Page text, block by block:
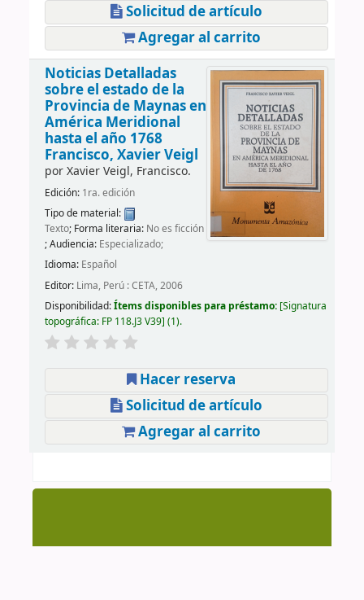
Solicitud de artículo
Agregar al carrito
Noticias Detalladas
sobre el estado de la
Provincia de Maynas en
América Meridional
hasta el año 1768
Francisco, Xavier Veigl
porXavier Veigl, Francisco.
Edición: 1ra. edición
Tipo de material:
Texto; Forma literaria: No es ficción
; Audiencia: Especializado;
Idioma: Español
Editor: Lima, Perú : CETA, 2006
Disponibilidad:Ítems disponibles para préstamo: Signatura
topográfica: FP 118.J3 V39 (1).
Hacer reserva
Solicitud de artículo
Agregar al carrito